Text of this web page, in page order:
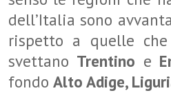
dell’Italia sono
rispetto a quelle che
svettano Trentino e
fondo Alto Adige,